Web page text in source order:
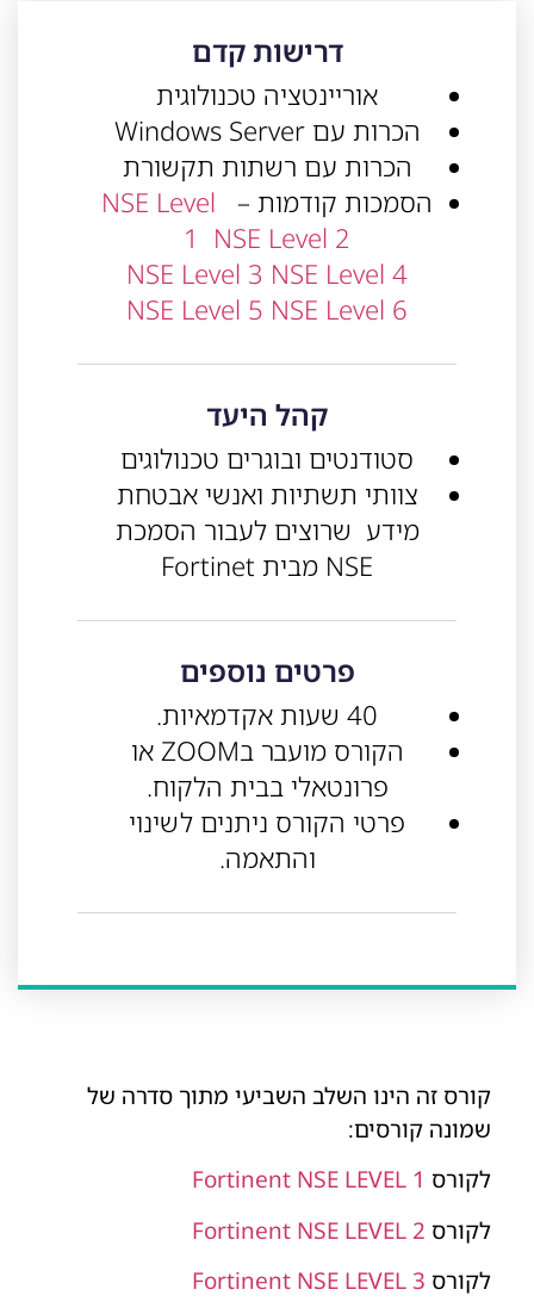
דרישות קדם
אוריינטציה טכנולוגית
הכרות עם Windows Server
הכרות עם רשתות תקשורת
הסמכות קודמות –
NSE Level
1
NSE Level 2
NSE Level 3 NSE Level 4
NSE Level 5 NSE Level 6
קהל היעד
סטודנטים ובוגרים טכנולוגים
צוותי תשתיות ואנשי אבטחת
מידע שרוצים לעבור הסמכת
NSE מבית Fortinet
פרטים נוספים
40 שעות אקדמאיות.
הקורס מועבר בZOOM או
פרונטאלי בבית הלקוח.
פרטי הקורס ניתנים לשינוי
והתאמה.
קורס זה הינו השלב השביעי מתוך סדרה של
שמונה קורסים:
לקורס Fortinent NSE LEVEL 1
לקורס Fortinent NSE LEVEL 2
לקורס Fortinent NSE LEVEL 3